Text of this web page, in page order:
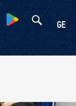
GE